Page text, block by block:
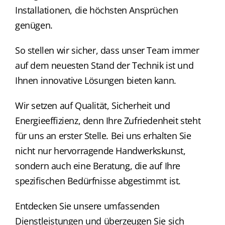
Installationen, die höchsten Ansprüchen
genügen.
So stellen wir sicher, dass unser Team immer
auf dem neuesten Stand der Technik ist und
Ihnen innovative Lösungen bieten kann.
Wir setzen auf Qualität, Sicherheit und
Energieeffizienz, denn Ihre Zufriedenheit steht
für uns an erster Stelle. Bei uns erhalten Sie
nicht nur hervorragende Handwerkskunst,
sondern auch eine Beratung, die auf Ihre
spezifischen Bedürfnisse abgestimmt ist.
Entdecken Sie unsere umfassenden
Dienstleistungen und überzeugen Sie sich